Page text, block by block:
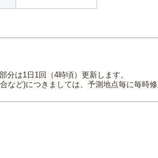
分は1日1回（4時頃）更新します。
ど)につきましては、予測地点毎に毎時修